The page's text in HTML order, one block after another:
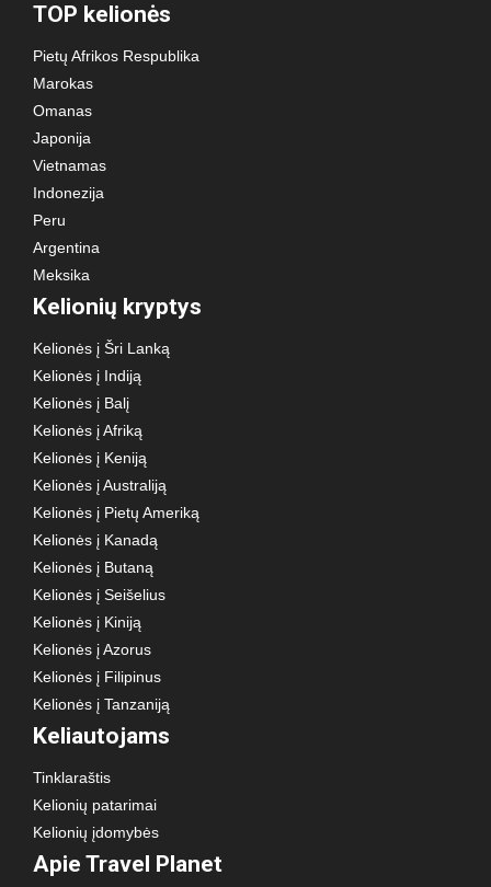
TOP kelionės
Pietų Afrikos Respublika
Marokas
Omanas
Japonija
Vietnamas
Indonezija
Peru
Argentina
Meksika
Kelionių kryptys
Kelionės į Šri Lanką
Kelionės į Indiją
Kelionės į Balį
Kelionės į Afriką
Kelionės į Keniją
Kelionės į Australiją
Kelionės į Pietų Ameriką
Kelionės į Kanadą
Kelionės į Butaną
Kelionės į Seišelius
Kelionės į Kiniją
Kelionės į Azorus
Kelionės į Filipinus
Kelionės į Tanzaniją
Keliautojams
Tinklaraštis
Kelionių patarimai
Kelionių įdomybės
Apie Travel Planet